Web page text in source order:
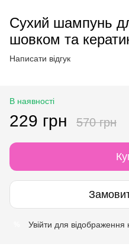
Сухий шампунь
шовком та
Написати відгук
В наявності
229 грн 570 грн
Увійти для відображення